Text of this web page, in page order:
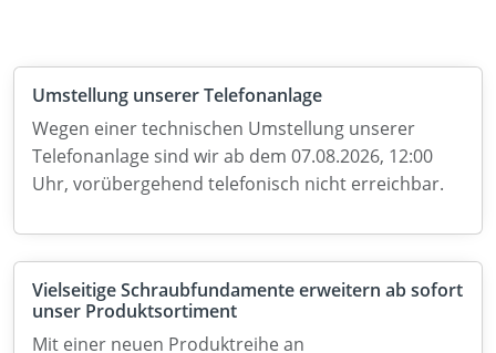
Umstellung unserer Telefonanlage
Wegen einer technischen Umstellung unserer
Telefonanlage sind wir ab dem 07.08.2026, 12:00
Uhr, vorübergehend telefonisch nicht erreichbar.
Vielseitige Schraubfundamente erweitern ab sofort
unser Produktsortiment
Mit einer neuen Produktreihe an